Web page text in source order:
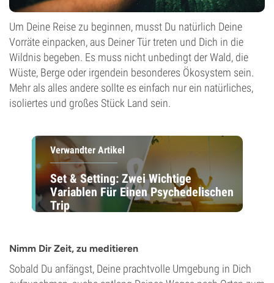
Um Deine Reise zu beginnen, musst Du natürlich Deine
Vorräte einpacken, aus Deiner Tür treten und Dich in die
Wildnis begeben. Es muss nicht unbedingt der Wald, die
Wüste, Berge oder irgendein besonderes Ökosystem sein.
Mehr als alles andere sollte es einfach nur ein natürliches,
isoliertes und großes Stück Land sein.
Verwandter Artikel
Set & Setting: Zwei Wichtige
Variablen Für Einen Psychedelischen
Trip
Nimm Dir Zeit, zu meditieren
Sobald Du anfängst, Deine prachtvolle Umgebung in Dich